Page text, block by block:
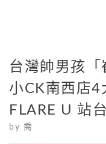
台灣帥男孩「
小CK南西店4
FLARE U 站
by 喬